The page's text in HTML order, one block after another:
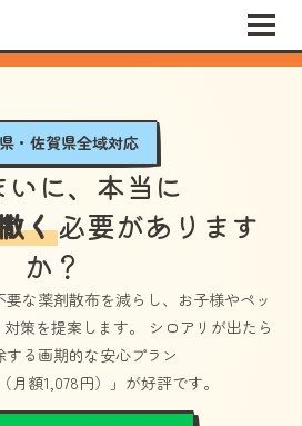
・佐賀県全域対応
いに、本当に
く必要があります
か？
要な薬剤散布を減らし、お子様やペッ
策を提案します。 シロアリが出たら
する画期的な安心プラン
月額1,078円）」 が好評です。